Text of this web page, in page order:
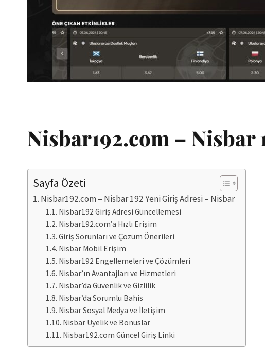
Nisbar192.com – Nisbar
Sayfa Özeti
Nisbar192.com – Nisbar 192 Yeni Giriş Adresi – Nisbar
Nisbar192 Giriş Adresi Güncellemesi
Nisbar192.com’a Hızlı Erişim
Giriş Sorunları ve Çözüm Önerileri
Nisbar Mobil Erişim
Nisbar192 Engellemeleri ve Çözümleri
Nisbar’ın Avantajları ve Hizmetleri
Nisbar’da Güvenlik ve Gizlilik
Nisbar’da Sorumlu Bahis
Nisbar Sosyal Medya ve İletişim
Nisbar Üyelik ve Bonuslar
Nisbar192.com Güncel Giriş Linki